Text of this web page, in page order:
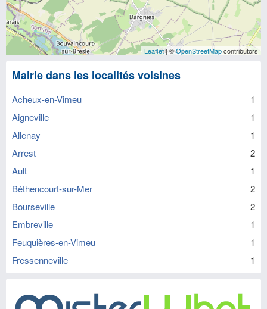
Leaflet| ©OpenStreetMapcontributors
Mairie dans les localités voisines
Acheux-en-Vimeu
1
Aigneville
1
Allenay
1
Arrest
2
Ault
1
Béthencourt-sur-Mer
2
Bourseville
2
Embreville
1
Feuquières-en-Vimeu
1
Fressenneville
1